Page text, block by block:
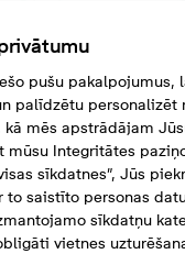
pušu
palīdzētu personalizēt
mēs apstrādājam
Integritātes
sīkdatnes”, Jūs
saistīto personas
sīkdatņu
vietnes